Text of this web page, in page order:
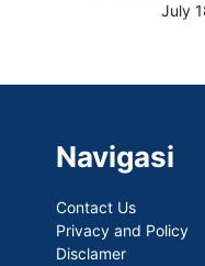
July
Navigasi
Contact Us
Privacy and Policy
Disclamer